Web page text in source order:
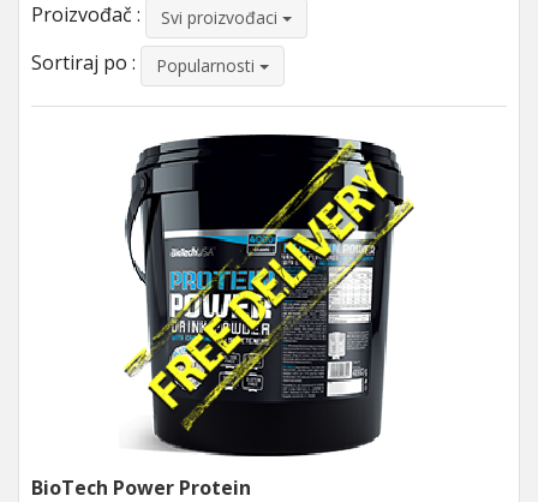
Proizvođač : Svi proizvođaci
Sortiraj po : Popularnosti
BioTech Power Protein